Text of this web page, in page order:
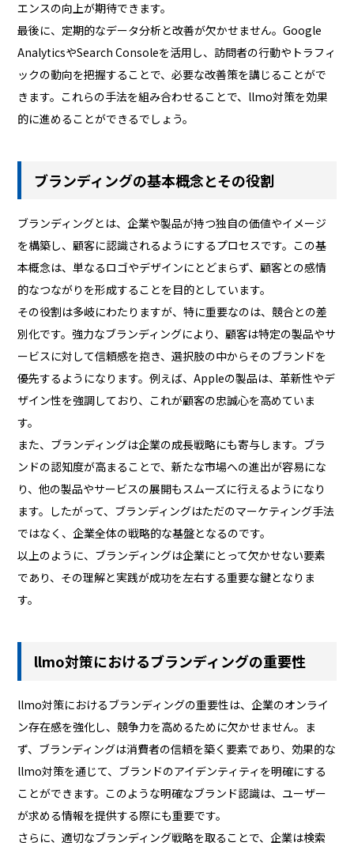
エンスの向上が期待できます。
最後に、定期的なデータ分析と改善が欠かせません。Google
AnalyticsやSearch Consoleを活用し、訪問者の行動やトラフィ
ックの動向を把握することで、必要な改善策を講じることがで
きます。これらの手法を組み合わせることで、llmo対策を効果
的に進めることができるでしょう。
ブランディングの基本概念とその役割
ブランディングとは、企業や製品が持つ独自の価値やイメージ
を構築し、顧客に認識されるようにするプロセスです。この基
本概念は、単なるロゴやデザインにとどまらず、顧客との感情
的なつながりを形成することを目的としています。
その役割は多岐にわたりますが、特に重要なのは、競合との差
別化です。強力なブランディングにより、顧客は特定の製品やサ
ービスに対して信頼感を抱き、選択肢の中からそのブランドを
優先するようになります。例えば、Appleの製品は、革新性やデ
ザイン性を強調しており、これが顧客の忠誠心を高めていま
す。
また、ブランディングは企業の成長戦略にも寄与します。ブラ
ンドの認知度が高まることで、新たな市場への進出が容易にな
り、他の製品やサービスの展開もスムーズに行えるようになり
ます。したがって、ブランディングはただのマーケティング手法
ではなく、企業全体の戦略的な基盤となるのです。
以上のように、ブランディングは企業にとって欠かせない要素
であり、その理解と実践が成功を左右する重要な鍵となりま
す。
llmo対策におけるブランディングの重要性
llmo対策におけるブランディングの重要性は、企業のオンライ
ン存在感を強化し、競争力を高めるために欠かせません。ま
ず、ブランディングは消費者の信頼を築く要素であり、効果的な
llmo対策を通じて、ブランドのアイデンティティを明確にする
ことができます。このような明確なブランド認識は、ユーザー
が求める情報を提供する際にも重要です。
さらに、適切なブランディング戦略を取ることで、企業は検索